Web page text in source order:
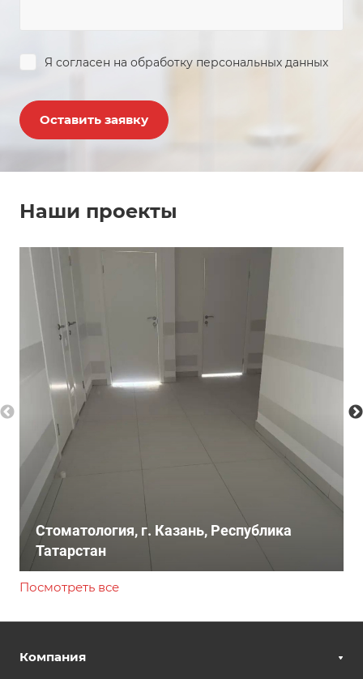
Я согласен на обработку персональных данных
Оставить заявку
Наши проекты
Стоматология, г. Казань, Республика
Татарстан
Посмотреть все
Компания